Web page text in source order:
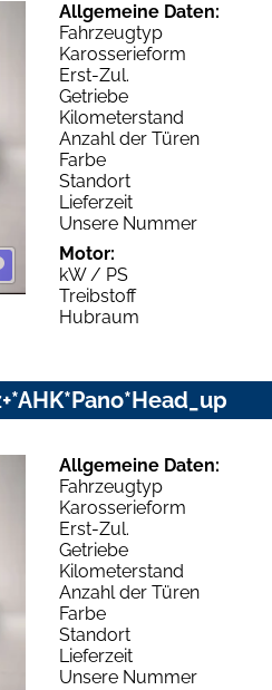
Allgemeine Daten:
Fahrzeugtyp
Karosserieform
Erst-Zul.
Getriebe
Kilometerstand
Anzahl der Türen
Farbe
Standort
Lieferzeit
Unsere Nummer
Motor:
kW / PS
Treibstoff
Hubraum
Allgemeine Daten:
Fahrzeugtyp
Karosserieform
Erst-Zul.
Getriebe
Kilometerstand
Anzahl der Türen
Farbe
Standort
Lieferzeit
Unsere Nummer